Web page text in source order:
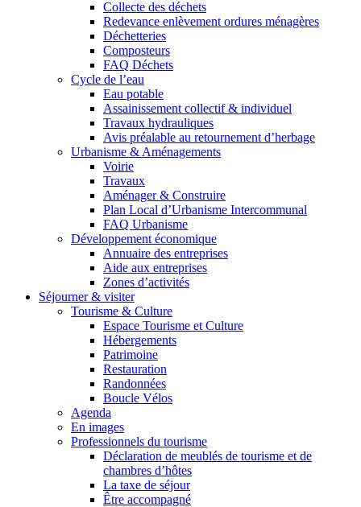
Collecte des déchets
Redevance enlèvement ordures ménagères
Déchetteries
Composteurs
FAQ Déchets
Cycle de l’eau
Eau potable
Assainissement collectif & individuel
Travaux hydrauliques
Avis préalable au retournement d’herbage
Urbanisme & Aménagements
Voirie
Travaux
Aménager & Construire
Plan Local d’Urbanisme Intercommunal
FAQ Urbanisme
Développement économique
Annuaire des entreprises
Aide aux entreprises
Zones d’activités
Séjourner & visiter
Tourisme & Culture
Espace Tourisme et Culture
Hébergements
Patrimoine
Restauration
Randonnées
Boucle Vélos
Agenda
En images
Professionnels du tourisme
Déclaration de meublés de tourisme et de
chambres d’hôtes
La taxe de séjour
Être accompagné